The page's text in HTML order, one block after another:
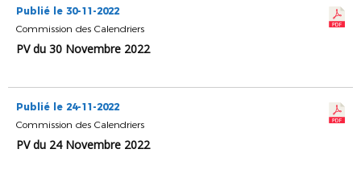
Publié le 30-11-2022
Commission des Calendriers
PV du 30 Novembre 2022
Publié le 24-11-2022
Commission des Calendriers
PV du 24 Novembre 2022